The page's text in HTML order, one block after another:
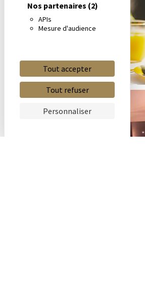
Nos partenaires (2)
APIs
Mesure d'audience
Tout accepter
Tout refuser
Personnaliser